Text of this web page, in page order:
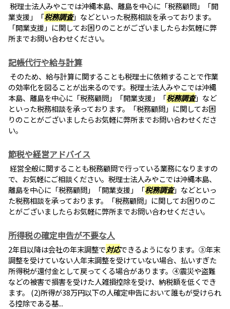
税理士法人みやこでは沖縄本島、離島を中心に「税務顧問」「開
業支援」「税務調査」などといった税務相談を承っております。
「開業支援」に関してお困りのことがございましたらお気軽に弊
所までお問い合わせください。
記帳代行や給与計算
そのため、給与計算に関することも税理士に依頼することで作業
の効率化を図ることが出来るのです。税理士法人みやこでは沖縄
本島、離島を中心に「税務顧問」「開業支援」「税務調査」など
といった税務相談を承っております。「税務顧問」に関してお困
りのことがございましたらお気軽に弊所までお問い合わせくださ
い。
節税や経営アドバイス
経営全般に関することも税務顧問で行っている業務になりますの
で、お気軽にご相談ください。税理士法人みやこでは沖縄本島、
離島を中心に「税務顧問」「開業支援」「税務調査」などといっ
た税務相談を承っております。「税務顧問」に関してお困りのこ
とがございましたらお気軽に弊所までお問い合わせください。
所得税の確定申告が不要な人
2年目以降は会社の年末調整で対応できるようになります。③年末
調整を受けていない人年末調整を受けていない場合、払いすぎた
所得税が還付金として戻ってくる場合があります。④震災や盗難
などの被害で損害を受けた人雑損控除を受け、納税額を低くでき
ます。 (2)所得が38万円以下の人確定申告において誰もが受けられ
る控除である基...